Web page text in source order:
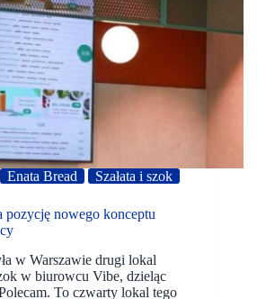
Enata Bread Szałata i szok
pozycję nowego konceptu
w Warszawie drugi lokal
w biurowcu Vibe, dzieląc
To czwarty lokal tego